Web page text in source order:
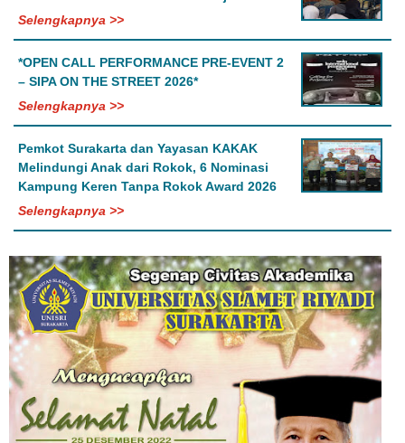
Selengkapnya >>
*OPEN CALL PERFORMANCE PRE-EVENT 2
– SIPA ON THE STREET 2026*
Selengkapnya >>
Pemkot Surakarta dan Yayasan KAKAK
Melindungi Anak dari Rokok, 6 Nominasi
Kampung Keren Tanpa Rokok Award 2026
Selengkapnya >>